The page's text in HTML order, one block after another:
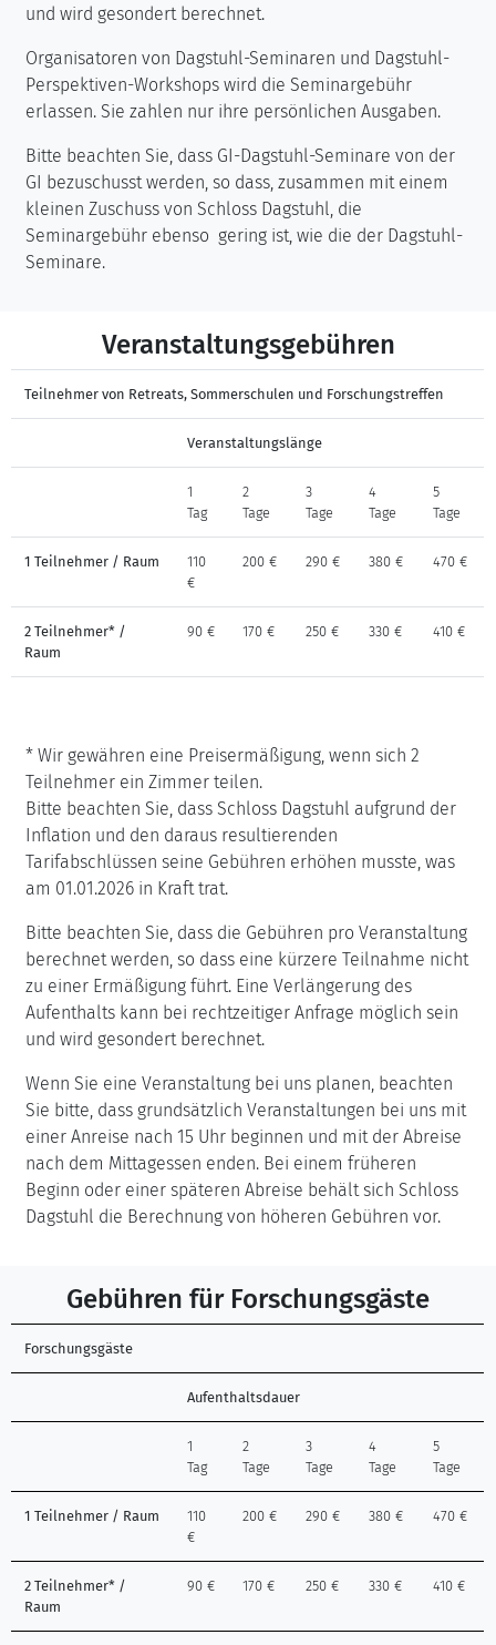
und wird gesondert berechnet.
Organisatoren von Dagstuhl-Seminaren und Dagstuhl-
Perspektiven-Workshops wird die Seminargebühr
erlassen. Sie zahlen nur ihre persönlichen Ausgaben.
Bitte beachten Sie, dass GI-Dagstuhl-Seminare von der
GI bezuschusst werden, so dass, zusammen mit einem
kleinen Zuschuss von Schloss Dagstuhl, die
Seminargebühr ebenso gering ist, wie die der Dagstuhl-
Seminare.
Veranstaltungsgebühren
Teilnehmer von Retreats, Sommerschulen und Forschungstreffen
Veranstaltungslänge
1
Tag
2
Tage
3
Tage
4
Tage
5
Tage
1 Teilnehmer / Raum
110
€
200 € 290 € 380 € 470 €
2 Teilnehmer* /
Raum
90 € 170 € 250 € 330 € 410 €
* Wir gewähren eine Preisermäßigung, wenn sich 2
Teilnehmer ein Zimmer teilen.
Bitte beachten Sie, dass Schloss Dagstuhl aufgrund der
Inflation und den daraus resultierenden
Tarifabschlüssen seine Gebühren erhöhen musste, was
am 01.01.2026 in Kraft trat.
Bitte beachten Sie, dass die Gebühren pro Veranstaltung
berechnet werden, so dass eine kürzere Teilnahme nicht
zu einer Ermäßigung führt. Eine Verlängerung des
Aufenthalts kann bei rechtzeitiger Anfrage möglich sein
und wird gesondert berechnet.
Wenn Sie eine Veranstaltung bei uns planen, beachten
Sie bitte, dass grundsätzlich Veranstaltungen bei uns mit
einer Anreise nach 15 Uhr beginnen und mit der Abreise
nach dem Mittagessen enden. Bei einem früheren
Beginn oder einer späteren Abreise behält sich Schloss
Dagstuhl die Berechnung von höheren Gebühren vor.
Gebühren für Forschungsgäste
Forschungsgäste
Aufenthaltsdauer
1
Tag
2
Tage
3
Tage
4
Tage
5
Tage
1 Teilnehmer / Raum
110
€
200 € 290 € 380 € 470 €
2 Teilnehmer* /
Raum
90 € 170 € 250 € 330 € 410 €